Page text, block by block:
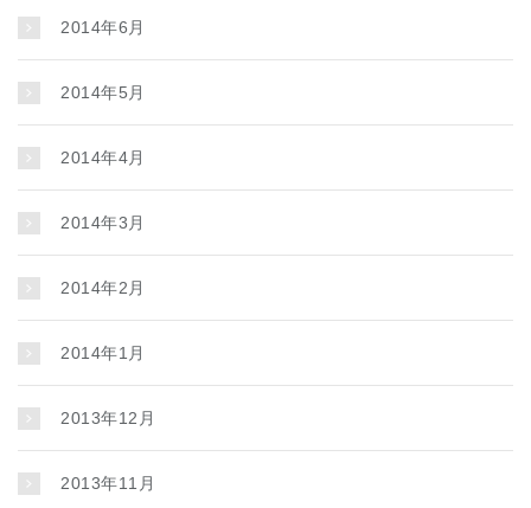
2014年6月
2014年5月
2014年4月
2014年3月
2014年2月
2014年1月
2013年12月
2013年11月